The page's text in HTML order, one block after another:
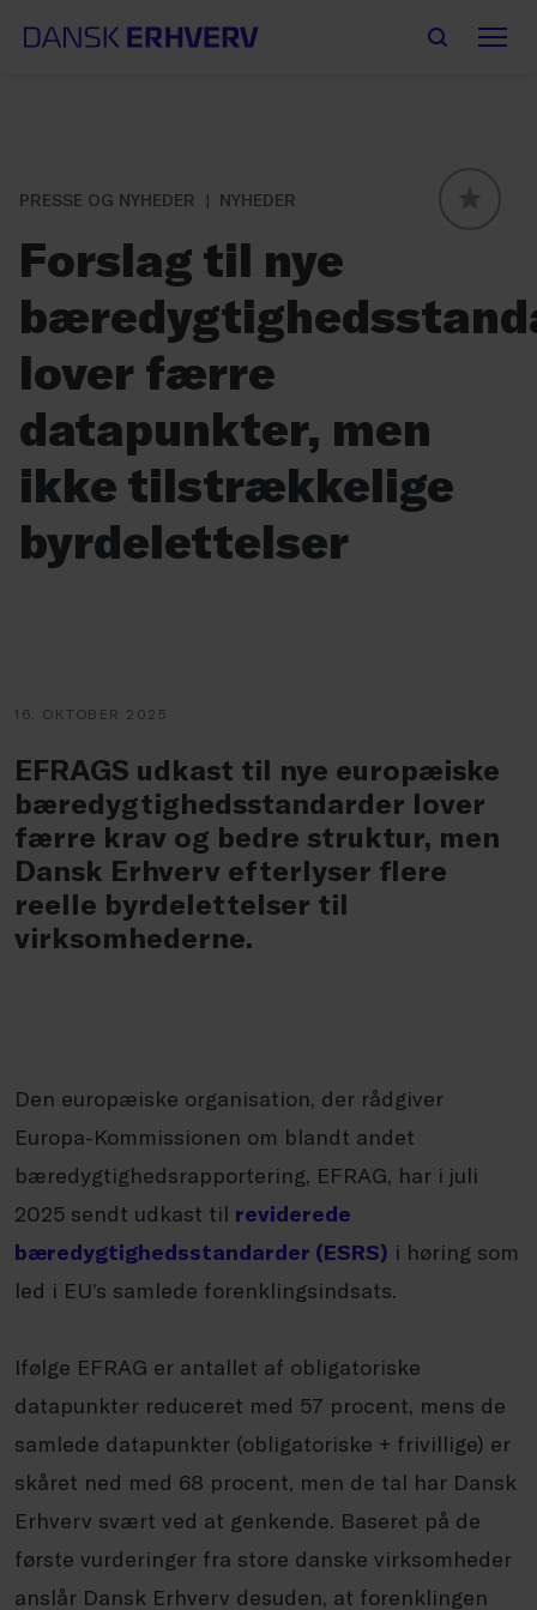
PRESSE OG NYHEDER
NYHEDER
Forslag til nye
lover færre
datapunkter, men
ikke tilstrækkelige
byrdelettelser
16. OKTOBER 2025
EFRAGS udkast til nye europæiske
bæredygtighedsstandarder lover
færre krav og bedre struktur, men
Dansk Erhverv efterlyser flere
reelle byrdelettelser til
virksomhederne.
Den europæiske organisation, der rådgiver
Europa-Kommissionen om blandt andet
bæredygtighedsrapportering, EFRAG, har i juli
2025 sendt udkast til reviderede
bæredygtighedsstandarder (ESRS) i høring som
led i EU’s samlede forenklingsindsats.
Ifølge EFRAG er antallet af obligatoriske
datapunkter reduceret med 57 procent, mens de
samlede datapunkter (obligatoriske + frivillige) er
skåret ned med 68 procent, men de tal har Dansk
Erhverv svært ved at genkende. Baseret på de
første vurderinger fra store danske virksomheder
anslår Dansk Erhverv desuden, at forenklingen